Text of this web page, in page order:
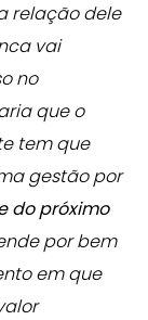
relação dele
vai
no
que o
tem que
gestão por
do próximo
por bem
em que